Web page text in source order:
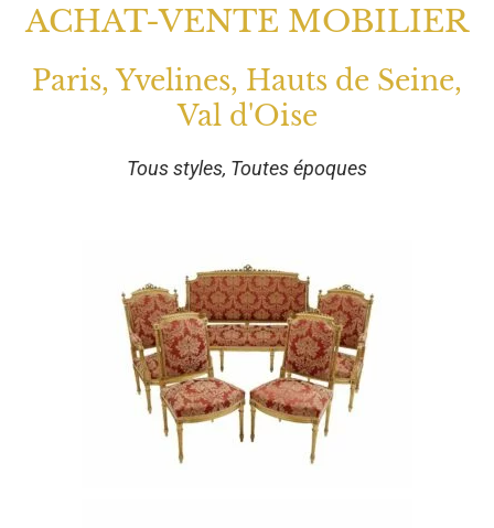
ACHAT-VENTE MOBILIER
Paris, Yvelines, Hauts de Seine,
Val d'Oise
Tous styles, Toutes époques